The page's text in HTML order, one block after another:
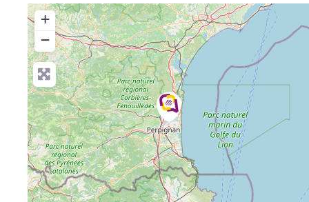
+
−